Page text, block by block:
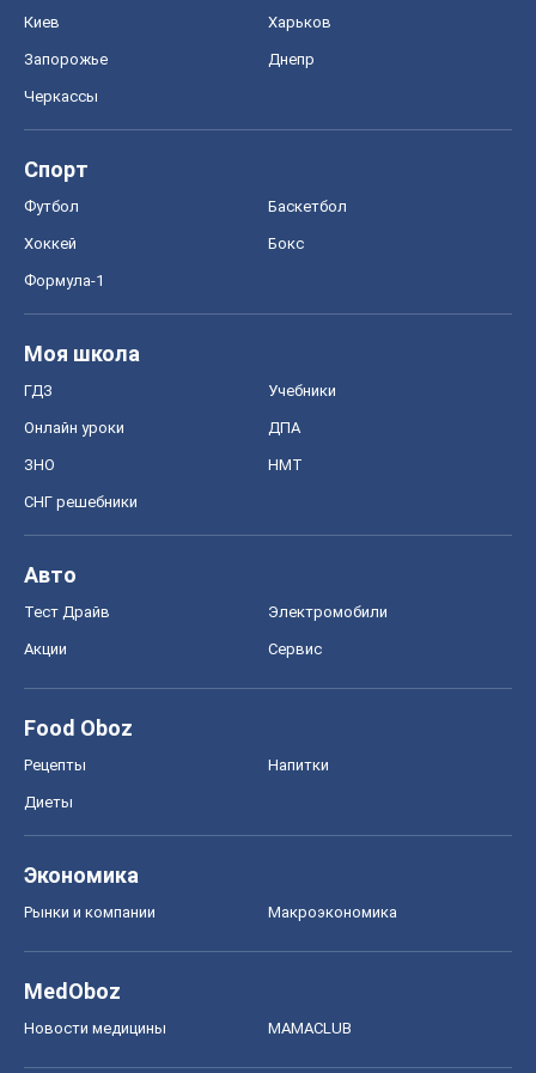
Киев Харьков
Запорожье Днепр
Черкассы
Спорт
Футбол Баскетбол
Хоккей Бокс
Формула-1
Моя школа
ГДЗ Учебники
Онлайн уроки ДПА
ЗНО НМТ
СНГ решебники
Авто
Тест Драйв Электромобили
Акции Сервис
Food Oboz
Рецепты Напитки
Диеты
Экономика
Рынки и компании Mакроэкономика
MedOboz
Новости медицины MAMACLUB